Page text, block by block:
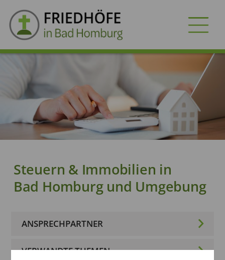
GRABARTEN
VORSORGE
SERVICES
Dienstleister
Steuern & Immobilien in
Bad Homburg und Umgebung
ANSPRECHPARTNER
VERWANDTE THEMEN